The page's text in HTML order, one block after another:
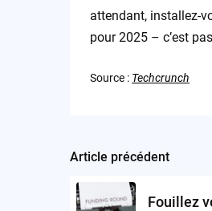
attendant, installez-
pour 2025 – c’est
Source : Techcrunch
Post
navigation
Article précédent
Fouillez